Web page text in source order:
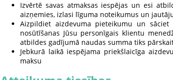
Izvērtē savas atmaksas iespējas un esi
aizņemies, izlasi līguma noteikumus un
Aizpildiet aizdevuma pieteikumu un
nosūtīšanas Jūsu personīgais klientu
atbildes gadījumā naudas summa tiks
Jebkurā laikā iespējama priekšlaicīga
maksu